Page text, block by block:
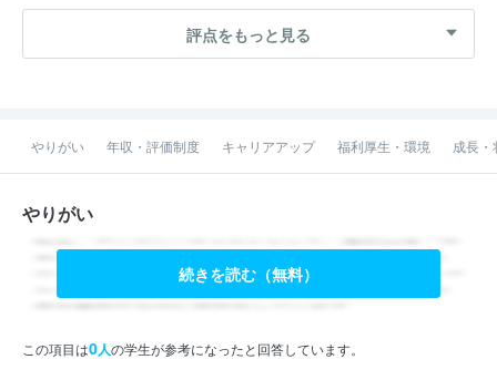
評点をもっと見る
やりがい 年収・評価制度 キャリアアップ 福利厚生・環境 成長・
やりがい
続きを読む（無料）
この項目は0人の学生が参考になったと回答しています。